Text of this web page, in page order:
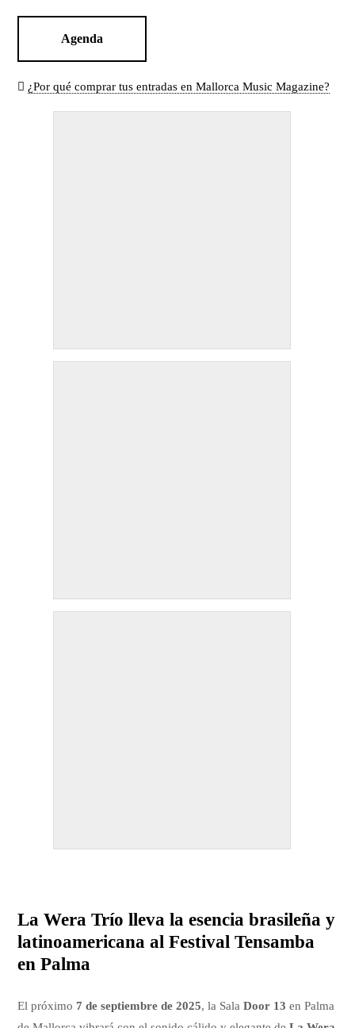
Agenda
¿Por qué comprar tus entradas en Mallorca Music Magazine?
La Wera Trío lleva la esencia brasileña y
latinoamericana al Festival Tensamba
en Palma
El próximo 7 de septiembre de 2025, la SalaDoor 13 en Palma